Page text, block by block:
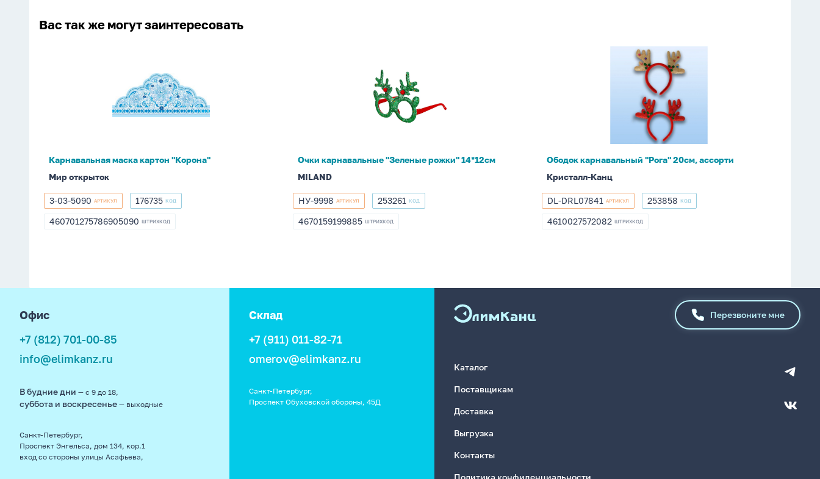
Вас так же могут заинтересовать
Карнавальная маска картон "Корона"
Мир открыток
3-
03-
3-03-5090 АРТИКУЛ 176735
176735 КОД
460701275786905090
460701275786905090 ШТРИХКОД
Очки карнавальные "Зеленые рожки" 14*12см
MILAND
НУ-9998
НУ-9998 АРТИКУЛ 253261
253261 КОД
4670159199885
4670159199885 ШТРИХКОД
Ободок карнавальный "Рога" 20см, ассорти
Кристалл-Канц
DL-
DRL07841
DL-DRL07841 АРТИКУЛ 253858
253858 КОД
4610027572082
4610027572082 ШТРИХКОД
Офис
+7 (812) 701-00-85
info@elimkanz.ru
В будние дни — с 9 до 18,
суббота и воскресенье — выходные
Санкт-Петербург,
Проспект Энгельса, дом 134, кор.1
вход со стороны улицы Асафьева,
Склад
+7 (911) 011-82-71
omerov@elimkanz.ru
Санкт-Петербург,
Проспект Обуховской обороны, 45Д
Перезвоните мне
Каталог
Поставщикам
Доставка
Выгрузка
Контакты
Политика конфиденциальности